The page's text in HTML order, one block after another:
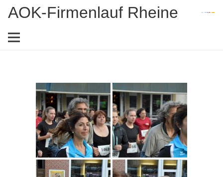
AOK-Firmenlauf Rheine